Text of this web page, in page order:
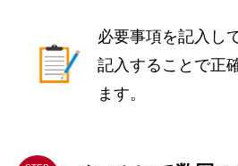
必要事項を記入し
記入することで正
ます。